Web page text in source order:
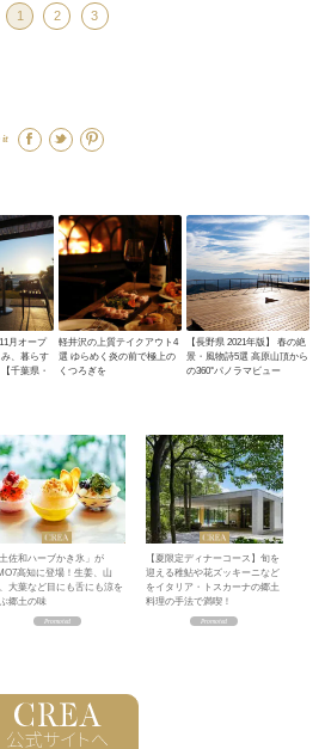
1 2 3
it
月オープ
、暮らす
千葉県・
軽井沢の上質テイクアウト4
選 ゆらめく炎の前で極上の
くつろぎを
【長野県 2021年版】 春の絶
景・風物詩5選 高原山頂から
の360°パノラマビュー
土佐和ハーブかき氷」が
高知に登場！生姜、山
大葉など目にも舌にも涼を
郷土の味
【夏限定ディナーコース】旬を
迎える稚鮎や花ズッキーニなど
をイタリア・トスカーナの郷土
料理の手法で満喫！